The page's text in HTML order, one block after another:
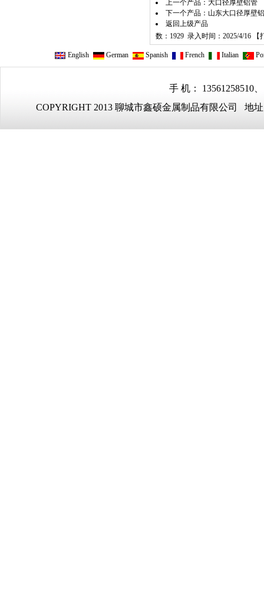
上一个产品： 大口径厚壁铝管
下一个产品： 山东大口径厚壁
返回上级产品
数：1929 录入时间：2025/4/16 【
English German Spanish French Italian
手 机： 13561258510
COPYRIGHT 2013 聊城市鑫硕金属制品有限公司 地